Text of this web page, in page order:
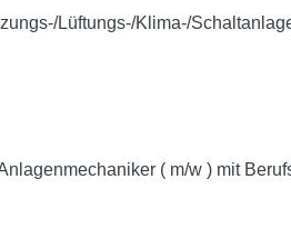
Lüftungs-/Klima-/
( m/w ) mit